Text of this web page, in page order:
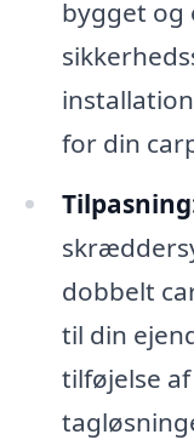
bygget og
for din
dobbelt
til din
tilføjelse